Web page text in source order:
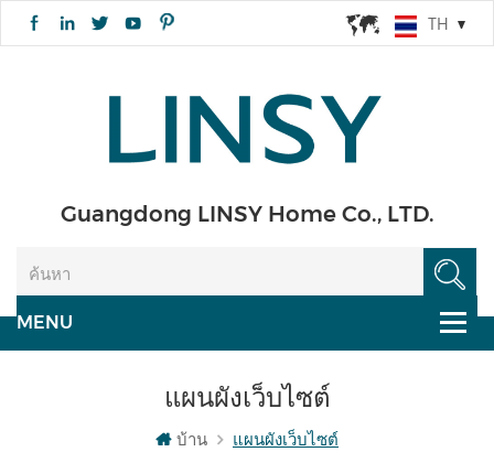
TH
Guangdong LINSY Home Co., LTD.
แผนผังเว็บไซต์
บ้าน แผนผังเว็บไซต์